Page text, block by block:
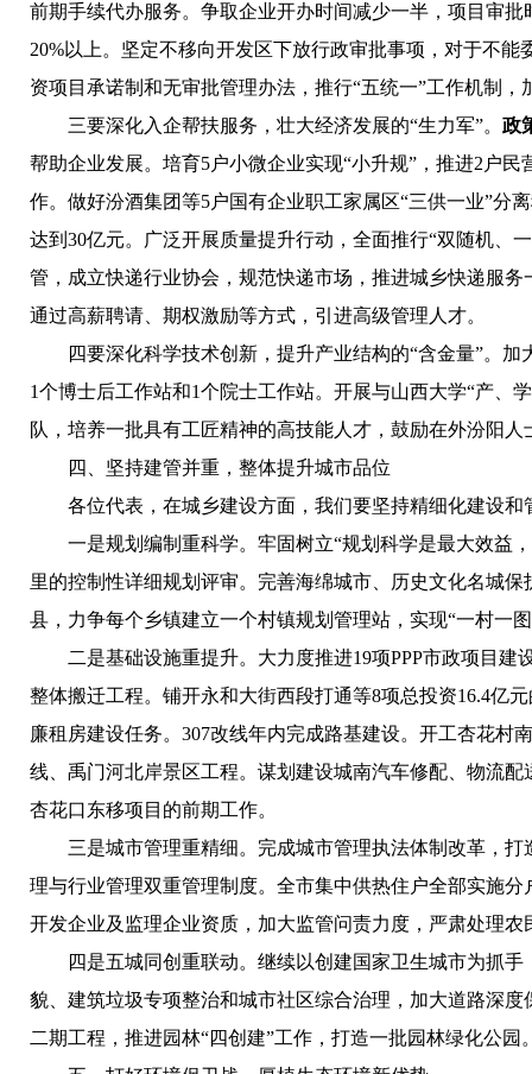
前期手续代办服务。争取企业开办时间减少一半，项目审
20%以上。坚定不移向开发区下放行政审批事项，对于不
资项目承诺制和无审批管理办法，推行“五统一”工作机制
三要深化入企帮扶服务，壮大经济发展的“生力军”。 政
帮助企业发展。培育5户小微企业实现“小升规”，推进2户民
作。做好汾酒集团等5户国有企业职工家属区“三供一业”分
达到30亿元。广泛开展质量提升行动，全面推行“双随机、
管，成立快递行业协会，规范快递市场，推进城乡快递服务
通过高薪聘请、期权激励等方式，引进高级管理人才。
四要深化科学技术创新，提升产业结构的“含金量”。 加
1个博士后工作站和1个院士工作站。开展与山西大学“产、
队，培养一批具有工匠精神的高技能人才，鼓励在外汾阳人
四、坚持建管并重，整体提升城市品位
各位代表，在城乡建设方面，我们要坚持精细化建设
一是规划编制重科学。 牢固树立“规划科学是最大效益
里的控制性详细规划评审。完善海绵城市、历史文化名城
县，力争每个乡镇建立一个村镇规划管理站，实现“一村一
二是基础设施重提升。 大力度推进19项PPP市政项目
整体搬迁工程。铺开永和大街西段打通等8项总投资16.4亿
廉租房建设任务。307改线年内完成路基建设。开工杏花
线、禹门河北岸景区工程。谋划建设城南汽车修配、物流
杏花口东移项目的前期工作。
三是城市管理重精细。 完成城市管理执法体制改革，
理与行业管理双重管理制度。全市集中供热住户全部实施
开发企业及监理企业资质，加大监管问责力度，严肃处理
四是五城同创重联动。 继续以创建国家卫生城市为抓
貌、建筑垃圾专项整治和城市社区综合治理，加大道路深
二期工程，推进园林“四创建”工作，打造一批园林绿化公